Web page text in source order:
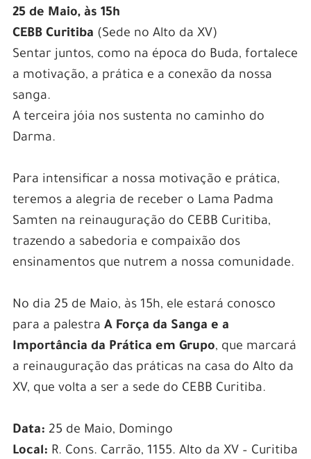
25 de Maio, às 15h
CEBB Curitiba (Sede no Alto da XV)
Sentar juntos, como na época do Buda, fortalece
a motivação, a prática e a conexão da nossa
sanga.
A terceira jóia nos sustenta no caminho do
Darma.
Para intensificar a nossa motivação e prática,
teremos a alegria de receber o Lama Padma
Samten na reinauguração do CEBB Curitiba,
trazendo a sabedoria e compaixão dos
ensinamentos que nutrem a nossa comunidade.
No dia 25 de Maio, às 15h, ele estará conosco
para a palestra A Força da Sanga e a
Importância da Prática em Grupo, que marcará
a reinauguração das práticas na casa do Alto da
XV, que volta a ser a sede do CEBB Curitiba.
Data: 25 de Maio, Domingo
Local: R. Cons. Carrão, 1155. Alto da XV – Curitiba